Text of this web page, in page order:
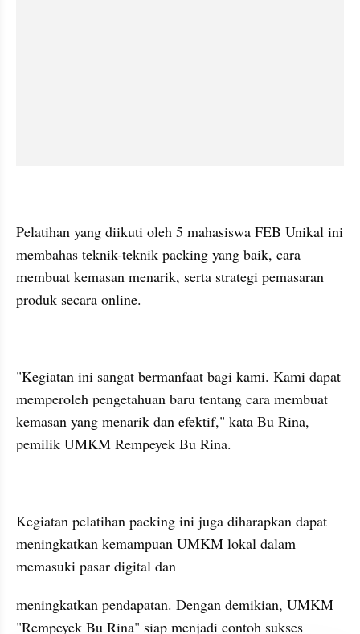
Pelatihan yang diikuti oleh 5 mahasiswa FEB Unikal ini
membahas teknik-teknik packing yang baik, cara
membuat kemasan menarik, serta strategi pemasaran
produk secara online.
"Kegiatan ini sangat bermanfaat bagi kami. Kami dapat
memperoleh pengetahuan baru tentang cara membuat
kemasan yang menarik dan efektif," kata Bu Rina,
pemilik UMKM Rempeyek Bu Rina.
Kegiatan pelatihan packing ini juga diharapkan dapat
meningkatkan kemampuan UMKM lokal dalam
memasuki pasar digital dan
meningkatkan pendapatan. Dengan demikian, UMKM
"Rempeyek Bu Rina" siap menjadi contoh sukses